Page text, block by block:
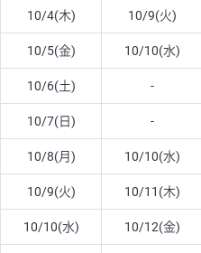
10/4(木) 10/9(火)
10/5(金) 10/10(水)
10/6(土) -
10/7(日) -
10/8(月) 10/10(水)
10/9(火) 10/11(木)
10/10(水) 10/12(金)